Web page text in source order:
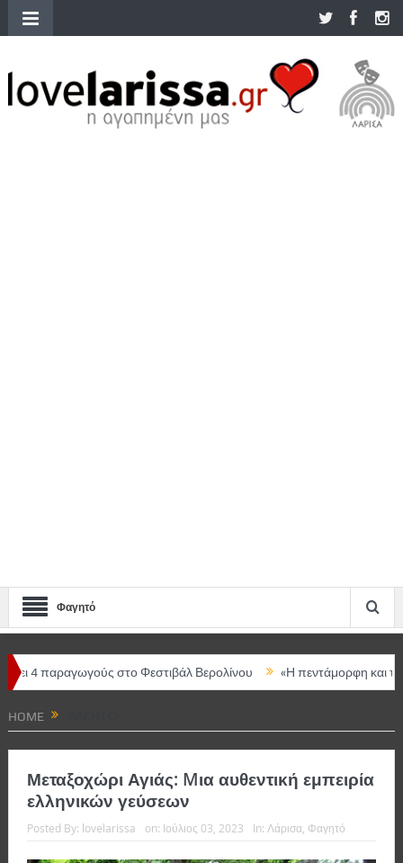
Φαγητό
στο Φεστιβάλ Βερολίνου «Η πεντάμορφη και το τέρας –
HOME
Μεταξοχώρι Αγιάς: Mια αυθεντική εμπειρία
ελληνικών γεύσεων
Posted By: lovelarissa on: Ιούλιος 03, 2023 In: Λάρισα, Φαγητό